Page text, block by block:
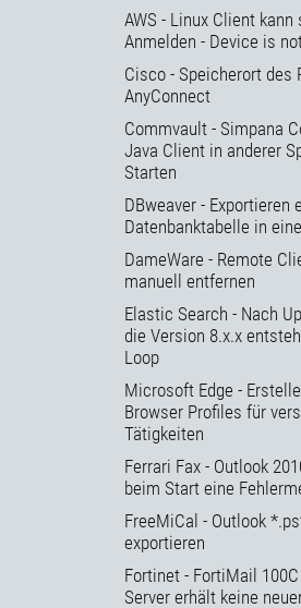
AWS - Linux Client
Anmelden - Device is
Cisco - Speicherort des
AnyConnect
Commvault - Simpana
Java Client in anderer
Starten
DBweaver - Exportieren
Datenbanktabelle in
DameWare - Remote
manuell entfernen
Elastic Search - Nach
die Version 8.x.x
Loop
Microsoft Edge -
Browser Profiles für
Tätigkeiten
Ferrari Fax - Outlook
beim Start eine
FreeMiCal - Outlook
exportieren
Fortinet - FortiMail 100C
Server erhält keine